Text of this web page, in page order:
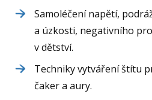
Samoléčení napětí,
a úzkosti, negativního
v dětství.
Techniky vytváření štítu
čaker a aury.